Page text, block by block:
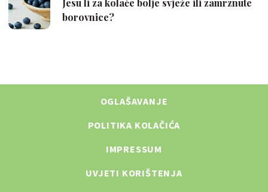
OGLAŠAVANJE
POLITIKA KOLAČIĆA
IMPRESSUM
UVJETI KORIŠTENJA